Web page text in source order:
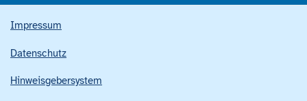
Impressum
Datenschutz
Hinweisgebersystem